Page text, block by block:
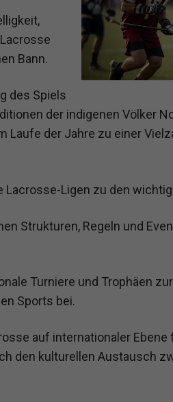
Bann.
des Spiels
der indigenen Völker
Laufe der Jahre zu einer
Ligen zu den
Strukturen, Regeln und
Turniere und Trophäen
Sports bei.
auf internationaler
den kulturellen Austausch